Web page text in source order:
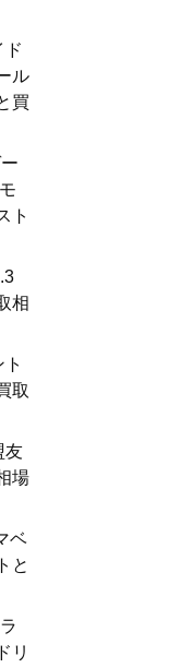
ド
ル
買
ト
相
取
友
場
ベ
と
リ